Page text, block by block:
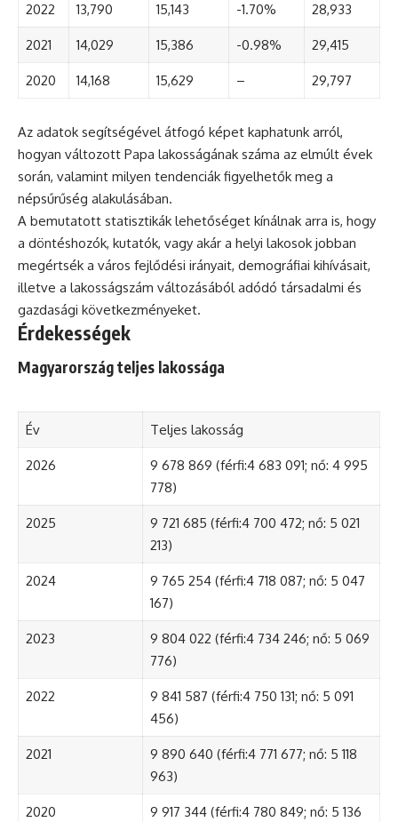
2022 13,790 15,143 -1.70% 28,933
2021 14,029 15,386 -0.98% 29,415
2020 14,168 15,629 – 29,797
Az adatok segítségével átfogó képet kaphatunk arról,
hogyan változott Papa lakosságának száma az elmúlt évek
során, valamint milyen tendenciák figyelhetők meg a
népsűrűség alakulásában.
A bemutatott statisztikák lehetőséget kínálnak arra is, hogy
a döntéshozók, kutatók, vagy akár a helyi lakosok jobban
megértsék a város fejlődési irányait, demográfiai kihívásait,
illetve a lakosságszám változásából adódó társadalmi és
gazdasági következményeket.
Érdekességek
Magyarország teljes lakossága
Év Teljes lakosság
2026
9 678 869 (férfi:4 683 091; nő: 4 995
778)
2025
9 721 685 (férfi:4 700 472; nő: 5 021
213)
2024
9 765 254 (férfi:4 718 087; nő: 5 047
167)
2023
9 804 022 (férfi:4 734 246; nő: 5 069
776)
2022
9 841 587 (férfi:4 750 131; nő: 5 091
456)
2021
9 890 640 (férfi:4 771 677; nő: 5 118
963)
2020
9 917 344 (férfi:4 780 849; nő: 5 136